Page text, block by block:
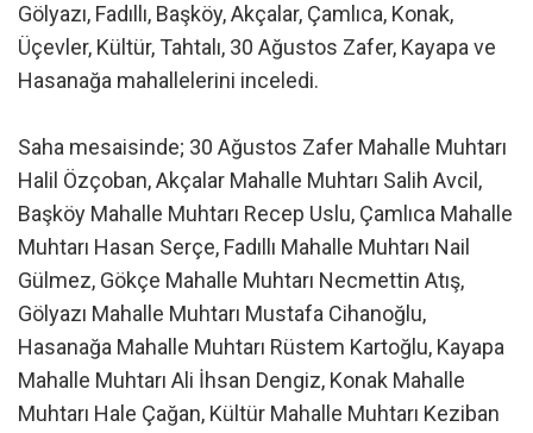
Gölyazı, Fadıllı, Başköy, Akçalar, Çamlıca, Konak,
Üçevler, Kültür, Tahtalı, 30 Ağustos Zafer, Kayapa ve
Hasanağa mahallelerini inceledi.
Saha mesaisinde; 30 Ağustos Zafer Mahalle Muhtarı
Halil Özçoban, Akçalar Mahalle Muhtarı Salih Avcil,
Başköy Mahalle Muhtarı Recep Uslu, Çamlıca Mahalle
Muhtarı Hasan Serçe, Fadıllı Mahalle Muhtarı Nail
Gülmez, Gökçe Mahalle Muhtarı Necmettin Atış,
Gölyazı Mahalle Muhtarı Mustafa Cihanoğlu,
Hasanağa Mahalle Muhtarı Rüstem Kartoğlu, Kayapa
Mahalle Muhtarı Ali İhsan Dengiz, Konak Mahalle
Muhtarı Hale Çağan, Kültür Mahalle Muhtarı Keziban